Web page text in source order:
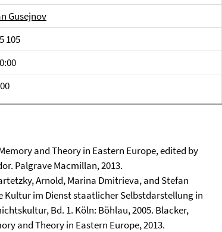
Gusejnov
105
and Theory in Eastern Europe, edited by
Palgrave Macmillan, 2013.
Arnold, Marina Dmitrieva, and Stefan
Kultur im Dienst staatlicher Selbstdarstellung in
Bd. 1. Köln: Böhlau, 2005. Blacker,
and Theory in Eastern Europe, 2013.